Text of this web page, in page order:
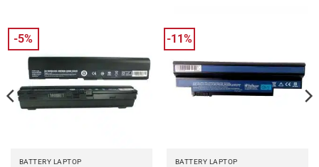
-5%
BATTERY LAPTOP
-11%
BATTERY LAPTOP